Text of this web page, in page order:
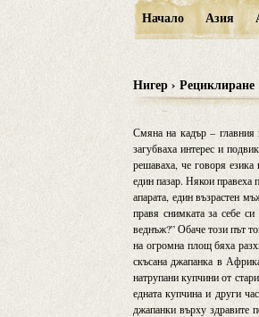
Начало Азия
Нигер › Рециклиране
Смяна на кадър – главния
загубваха интерес и
решаваха, че говоря
един пазар. Някои правеха
апарата, един възрастен
правя снимката за себе
веднъж?” Обаче този път
на огромна площ бяха
скъсана джапанка в
натрупани купчини от
едната купчина и други
джапанки върху здравите